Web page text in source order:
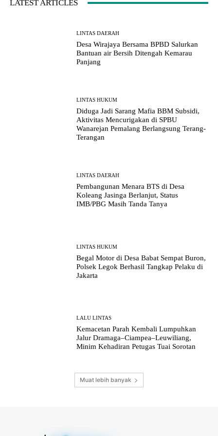
LATEST ARTICLES
LINTAS DAERAH
Desa Wirajaya Bersama BPBD Salurkan
Bantuan air Bersih Ditengah Kemarau
Panjang
LINTAS HUKUM
Diduga Jadi Sarang Mafia BBM Subsidi,
Aktivitas Mencurigakan di SPBU
Wanarejan Pemalang Berlangsung Terang-
Terangan
LINTAS DAERAH
Pembangunan Menara BTS di Desa
Koleang Jasinga Berlanjut, Status
IMB/PBG Masih Tanda Tanya
LINTAS HUKUM
Begal Motor di Desa Babat Sempat Buron,
Polsek Legok Berhasil Tangkap Pelaku di
Jakarta
LALU LINTAS
Kemacetan Parah Kembali Lumpuhkan
Jalur Dramaga–Ciampea–Leuwiliang,
Minim Kehadiran Petugas Tuai Sorotan
Muat lebih banyak